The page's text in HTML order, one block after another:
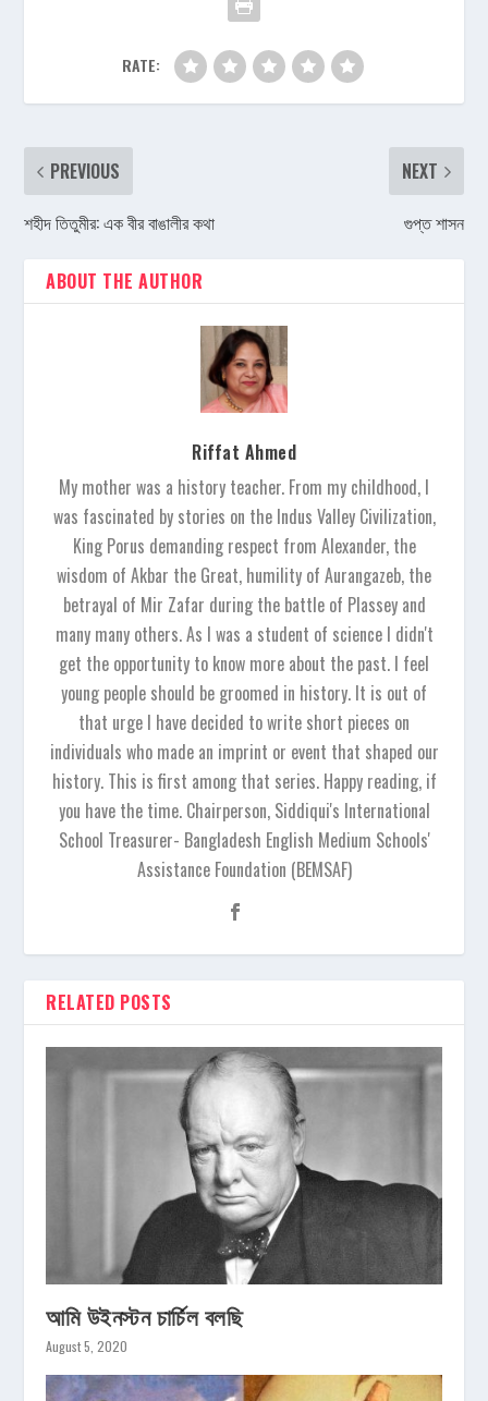
RATE:
PREVIOUS
শহীদ তিতুমীর: এক বীর বাঙালীর কথা
NEXT
গুপ্ত শাসন
ABOUT THE AUTHOR
Riffat Ahmed
My mother was a history teacher. From my childhood, I
was fascinated by stories on the Indus Valley Civilization,
King Porus demanding respect from Alexander, the
wisdom of Akbar the Great, humility of Aurangazeb, the
betrayal of Mir Zafar during the battle of Plassey and
many many others. As I was a student of science I didn't
get the opportunity to know more about the past. I feel
young people should be groomed in history. It is out of
that urge I have decided to write short pieces on
individuals who made an imprint or event that shaped our
history. This is first among that series. Happy reading, if
you have the time. Chairperson, Siddiqui's International
School Treasurer- Bangladesh English Medium Schools'
Assistance Foundation (BEMSAF)
RELATED POSTS
আমি উইনস্টন চার্চিল বলছি
August 5, 2020